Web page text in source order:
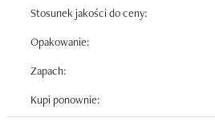
Stosunek jakości do ceny:
Opakowanie:
Zapach:
Kupi ponownie: